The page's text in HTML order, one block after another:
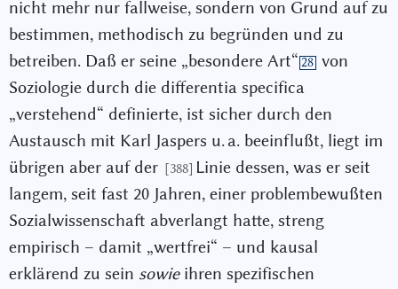
nicht mehr nur fallweise, sondern von Grund auf zu
bestimmen, methodisch zu begründen und zu
betreiben. Daß er seine „besondere Art“ 28 von
Soziologie durch die differentia specifica
„verstehend“ definierte, ist sicher durch den
Austausch mit Karl Jaspers u. a. beeinflußt, liegt im
übrigen aber auf der [388] Linie dessen, was er seit
langem, seit fast 20 Jahren, einer problembewußten
Sozialwissenschaft abverlangt hatte, streng
empirisch – damit „wertfrei“ – und kausal
erklärend zu sein sowieihren spezifischen